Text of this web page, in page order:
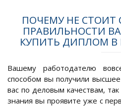
ПОЧЕМУ НЕ СТОИТ
ПРАВИЛЬНОСТИ
КУПИТЬ ДИПЛОМ В
Вашему работодателю
способом вы получили
вас по деловым качествам,
знания вы проявите уже с